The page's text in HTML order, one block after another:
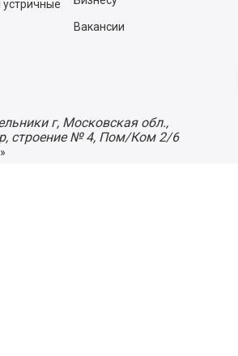
устричные
Вакансии
г, Московская обл.,
строение № 4, Пом/Ком 2/6